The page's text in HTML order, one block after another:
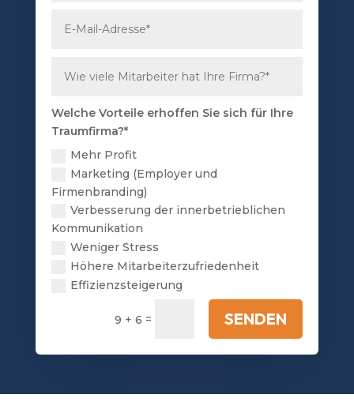
Welche Vorteile erhoffen Sie sich für Ihre
Traumfirma?*
Mehr Profit
Marketing (Employer und
Firmenbranding)
Verbesserung der innerbetrieblichen
Kommunikation
Weniger Stress
Höhere Mitarbeiterzufriedenheit
Effizienzsteigerung
9 + 6 = SENDEN